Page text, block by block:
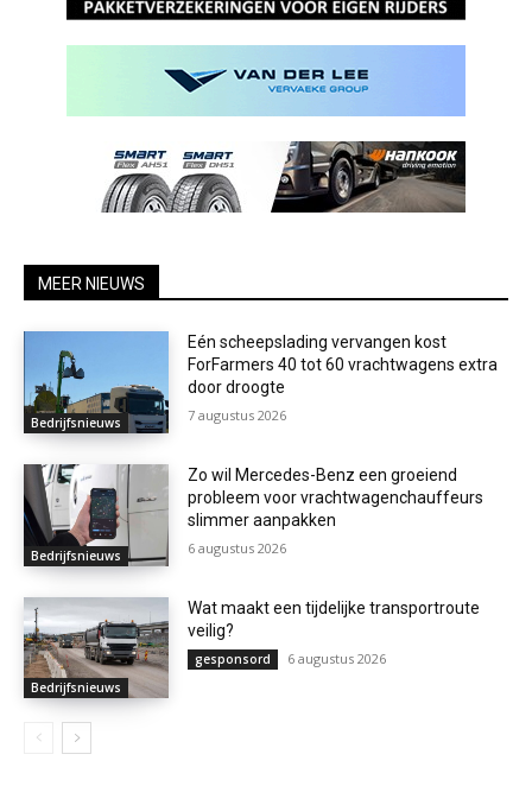
MEER NIEUWS
Bedrijfsnieuws
Eén scheepslading vervangen kost
ForFarmers 40 tot 60 vrachtwagens extra
door droogte
7 augustus 2026
Bedrijfsnieuws
Zo wil Mercedes-Benz een groeiend
probleem voor vrachtwagenchauffeurs
slimmer aanpakken
6 augustus 2026
Bedrijfsnieuws
Wat maakt een tijdelijke transportroute
veilig?
gesponsord 6 augustus 2026